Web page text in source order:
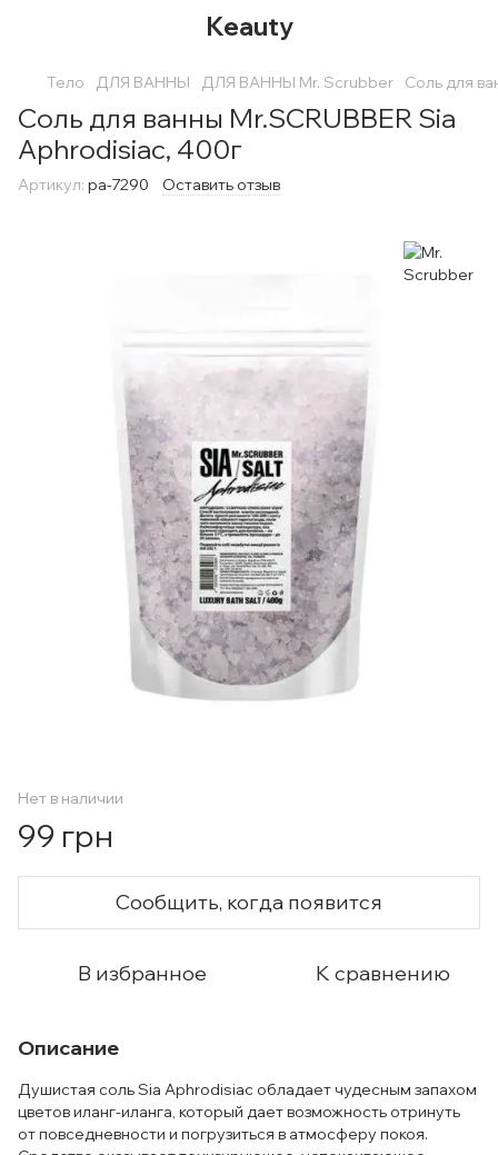
Keauty
Тело ДЛЯ ВАННЫ ДЛЯ ВАННЫ Mr. Scrubber Cоль для
Cоль для ванны Mr.SCRUBBER Sia
Aphrodisiac, 400г
Артикул: pa-7290 Оставить отзыв
Нет в наличии
99 грн
Сообщить, когда появится
В избранное К сравнению
Описание
Душистая соль Sia Aphrodisiac обладает чудесным запахом
цветов иланг-иланга, который дает возможность отринуть
от повседневности и погрузиться в атмосферу покоя.